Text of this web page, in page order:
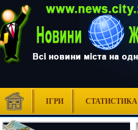
ІГРИ СТАТИСТИКА